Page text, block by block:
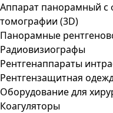
Аппарат панорамный
томографии (3D)
Панорамные
Радиовизиографы
Рентгенаппараты
Рентгензащитная
Оборудование для
Коагуляторы